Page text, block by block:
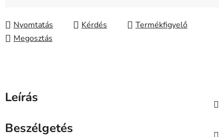
Nyomtatás
Kérdés
Megosztás
Leírás
Beszélgetés